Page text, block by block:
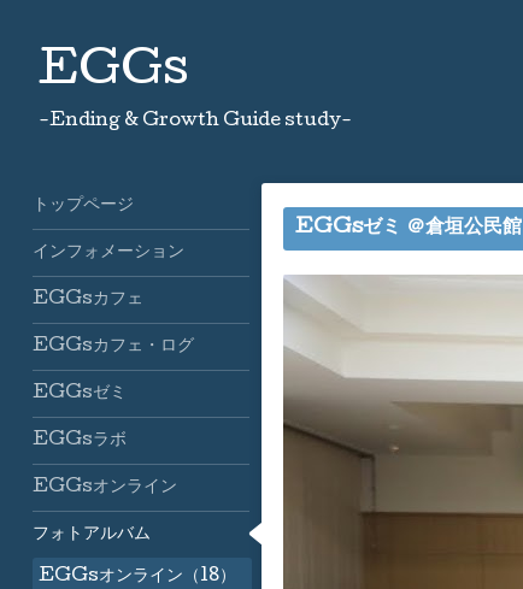
EGGs
-Ending & Growth Guide study-
EGGsゼミ ＠倉垣公民館
トップページ
インフォメーション
EGGsカフェ
EGGsカフェ・ログ
EGGsゼミ
EGGsラボ
EGGsオンライン
フォトアルバム
EGGsオンライン（18）